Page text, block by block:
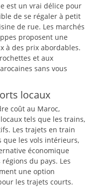
est un vrai délice pour
de se régaler à petit
de rue. Les marchés
proposent une
à des prix abordables.
et aux
sans vous
locaux
coût au Maroc,
tels que les trains,
Les trajets en train
que les vols intérieurs,
économique
du pays. Les
une option
les trajets courts.